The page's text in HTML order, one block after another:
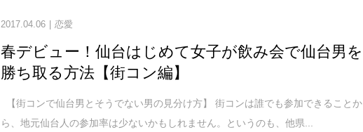
2017.04.06 恋愛
春デビュー！仙台はじめて女子が飲み会で仙台男を
勝ち取る方法【街コン編】
【街コンで仙台男とそうでない男の見分け方】 街コンは誰でも参加できることか
ら、地元仙台人の参加率は少ないかもしれません。というのも、他県...